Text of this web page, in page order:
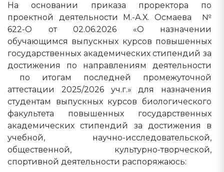
На основании приказа проректора по
проектной деятельности М.-А.Х. Осмаева №
622-О от 02.06.2026 «О назначении
обучающимся выпускных курсов повышенных
государственных академических стипендий за
достижения по направлениям деятельности
по итогам последней промежуточной
аттестации 2025/2026 уч.г.» для назначения
студентам выпускных курсов биологического
факультета повышенных государственных
академических стипендий за достижения в
учебной, научно-исследовательской,
общественной, культурно-творческой,
спортивной деятельности распоряжаюсь: